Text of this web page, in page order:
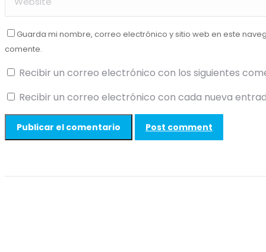
Guarda mi nombre, correo electrónico y sitio web en este
comente.
Recibir un correo electrónico con los siguientes
Recibir un correo electrónico con cada nueva
Post comment